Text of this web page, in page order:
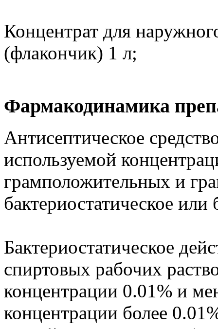
Концентрат для
(флакончик) 1 л;
Фармакодинамика
Антисептическое
используемой
грамположительных и
бактериостатическое
Бактериостатическое
спиртовых рабочих
концентрации 0.01% и
концентрации более